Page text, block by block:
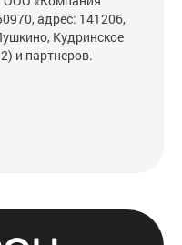
адрес: 141206,
Кудринское
и партнеров.